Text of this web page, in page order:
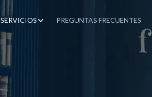
SERVICIOS PREGUNTAS FRECUENTES